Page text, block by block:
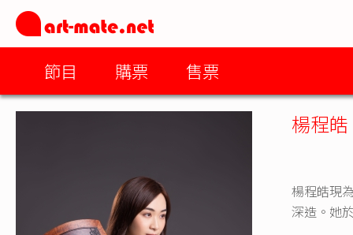
節目 購票 售票
楊程皓
楊程皓現
深造。她